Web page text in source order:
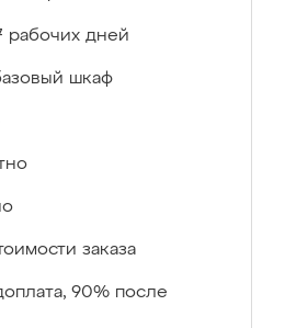
рабочих дней
шкаф
заказа
90% после